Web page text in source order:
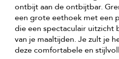
ontbijt aan de ontbijtbar.
een grote eethoek met een
die een spectaculair
van je maaltijden. Je zult je
deze comfortabele en